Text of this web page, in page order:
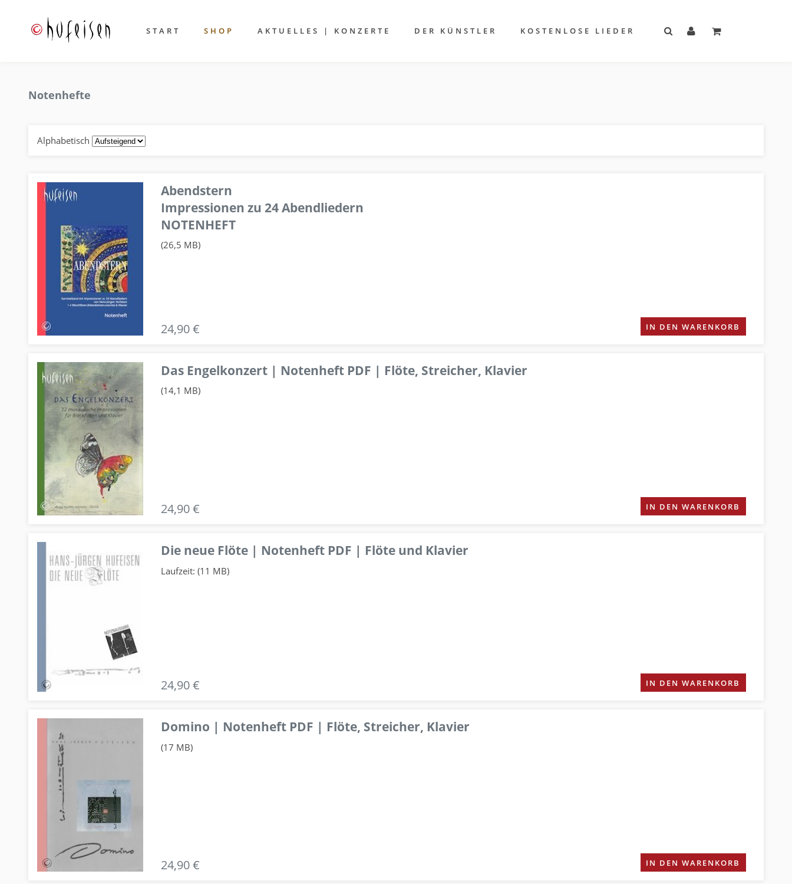
START SHOP AKTUELLES | KONZERTE DER KÜNSTLER KOSTENLOSE LIEDER
Notenhefte
Alphabetisch
Abendstern
Impressionen zu 24 Abendliedern
NOTENHEFT
(26,5 MB)
24,90 € IN DEN WARENKORB
Das Engelkonzert | Notenheft PDF | Flöte, Streicher, Klavier
(14,1 MB)
24,90 € IN DEN WARENKORB
Die neue Flöte | Notenheft PDF | Flöte und Klavier
Laufzeit: (11 MB)
24,90 € IN DEN WARENKORB
Domino | Notenheft PDF | Flöte, Streicher, Klavier
(17 MB)
24,90 € IN DEN WARENKORB